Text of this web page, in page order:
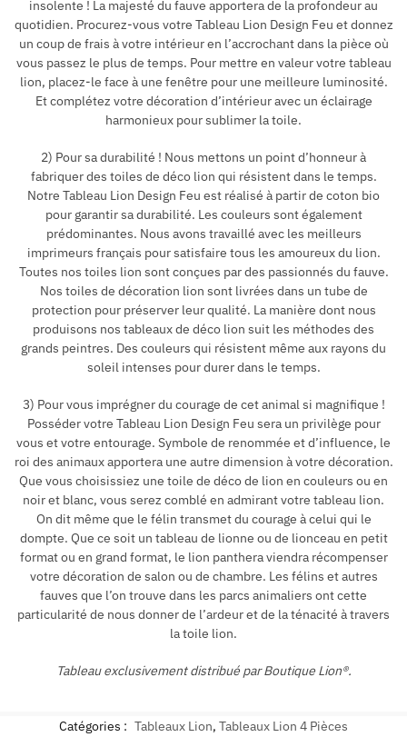
insolente ! La majesté du fauve apportera de la profondeur au
quotidien. Procurez-vous votre Tableau Lion Design Feu et donnez
un coup de frais à votre intérieur en l’accrochant dans la pièce où
vous passez le plus de temps. Pour mettre en valeur votre tableau
lion, placez-le face à une fenêtre pour une meilleure luminosité.
Et complétez votre décoration d’intérieur avec un éclairage
harmonieux pour sublimer la toile.
2) Pour sa durabilité ! Nous mettons un point d’honneur à
fabriquer des toiles de déco lion qui résistent dans le temps.
Notre Tableau Lion Design Feu est réalisé à partir de coton bio
pour garantir sa durabilité. Les couleurs sont également
prédominantes. Nous avons travaillé avec les meilleurs
imprimeurs français pour satisfaire tous les amoureux du lion.
Toutes nos toiles lion sont conçues par des passionnés du fauve.
Nos toiles de décoration lion sont livrées dans un tube de
protection pour préserver leur qualité. La manière dont nous
produisons nos tableaux de déco lion suit les méthodes des
grands peintres. Des couleurs qui résistent même aux rayons du
soleil intenses pour durer dans le temps.
3) Pour vous imprégner du courage de cet animal si magnifique !
Posséder votre Tableau Lion Design Feu sera un privilège pour
vous et votre entourage. Symbole de renommée et d’influence, le
roi des animaux apportera une autre dimension à votre décoration.
Que vous choisissiez une toile de déco de lion en couleurs ou en
noir et blanc, vous serez comblé en admirant votre tableau lion.
On dit même que le félin transmet du courage à celui qui le
dompte. Que ce soit un tableau de lionne ou de lionceau en petit
format ou en grand format, le lion panthera viendra récompenser
votre décoration de salon ou de chambre. Les félins et autres
fauves que l’on trouve dans les parcs animaliers ont cette
particularité de nous donner de l’ardeur et de la ténacité à travers
la toile lion.
Tableau exclusivement distribué par Boutique Lion®.
Catégories : Tableaux Lion, Tableaux Lion 4 Pièces